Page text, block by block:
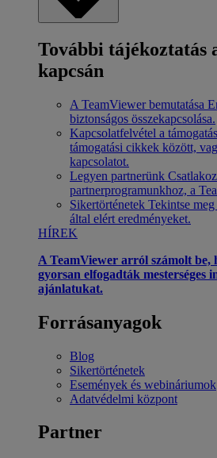
További tájékoztatás
kapcsán
A TeamViewer bemutatása
biztonságos összekapcsolása.
Kapcsolatfelvétel a
támogatási cikkek között,
kapcsolatot.
Legyen partnerünk
partnerprogramunkhoz, a
Sikertörténetek Tekintse
által elért eredményeket.
HÍREK
A TeamViewer arról számolt be,
gyorsan elfogadták mesterséges
ajánlatukat.
Forrásanyagok
Blog
Sikertörténetek
Események és webináriumok
Adatvédelmi központ
Partner